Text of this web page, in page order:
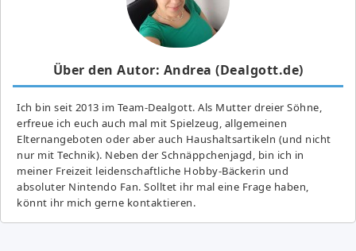
Über den Autor: Andrea (Dealgott.de)
Ich bin seit 2013 im Team-Dealgott. Als Mutter dreier Söhne,
erfreue ich euch auch mal mit Spielzeug, allgemeinen
Elternangeboten oder aber auch Haushaltsartikeln (und nicht
nur mit Technik). Neben der Schnäppchenjagd, bin ich in
meiner Freizeit leidenschaftliche Hobby-Bäckerin und
absoluter Nintendo Fan. Solltet ihr mal eine Frage haben,
könnt ihr mich gerne kontaktieren.